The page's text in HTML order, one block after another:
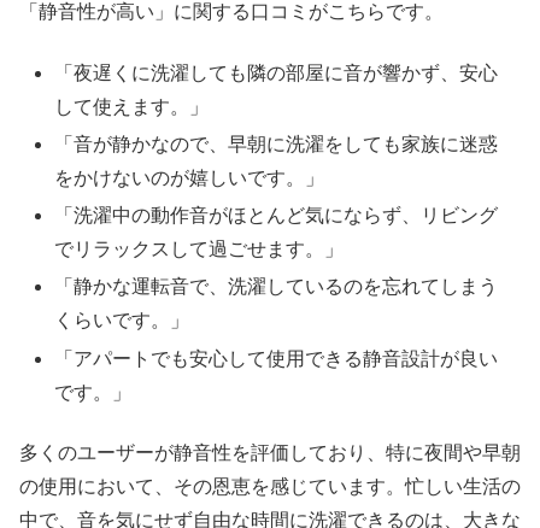
「静音性が高い」に関する口コミがこちらです。
「夜遅くに洗濯しても隣の部屋に音が響かず、安心
して使えます。」
「音が静かなので、早朝に洗濯をしても家族に迷惑
をかけないのが嬉しいです。」
「洗濯中の動作音がほとんど気にならず、リビング
でリラックスして過ごせます。」
「静かな運転音で、洗濯しているのを忘れてしまう
くらいです。」
「アパートでも安心して使用できる静音設計が良い
です。」
多くのユーザーが静音性を評価しており、特に夜間や早朝
の使用において、その恩恵を感じています。忙しい生活の
中で、音を気にせず自由な時間に洗濯できるのは、大きな